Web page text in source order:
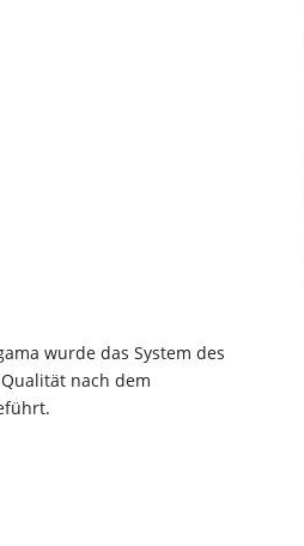
wurde das System des
nach dem